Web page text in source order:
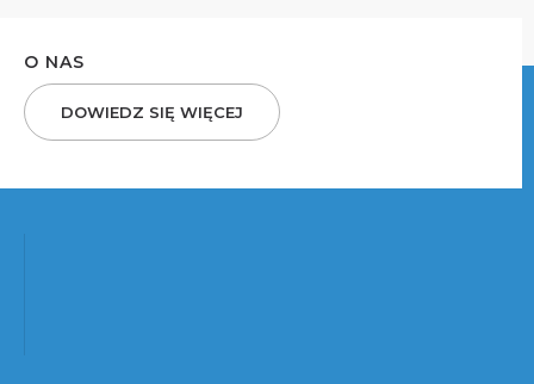
O NAS
DOWIEDZ SIĘ WIĘCEJ